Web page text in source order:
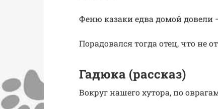
Феню казаки едва домой довели
Порадовался тогда отец, что не
Гадюка (рассказ)
Вокруг нашего хутора, по